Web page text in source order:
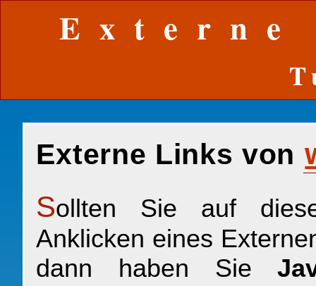
Externe Links von
Sollten Sie auf
Anklicken eines
dann haben Sie